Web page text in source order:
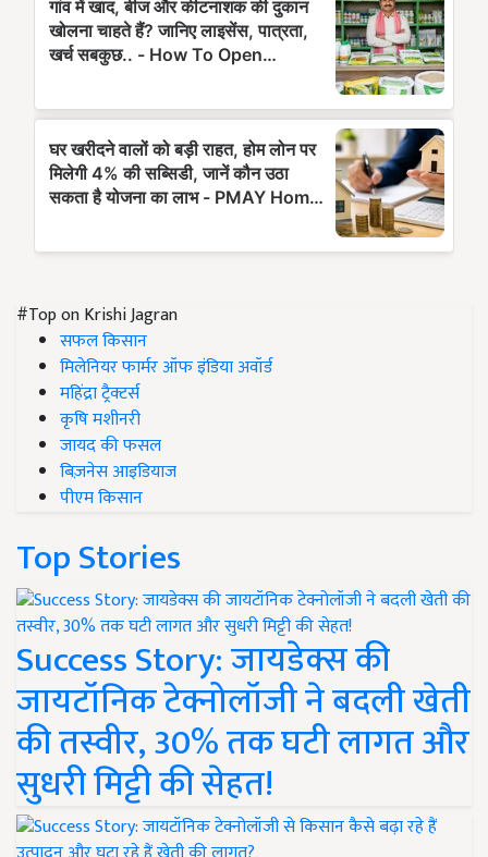
#Top on Krishi Jagran
सफल किसान
मिलेनियर फार्मर ऑफ इंडिया अवॉर्ड
महिंद्रा ट्रैक्टर्स
कृषि मशीनरी
जायद की फसल
बिज़नेस आइडियाज
पीएम किसान
Top Stories
Success Story: जायडेक्स की
जायटॉनिक टेक्नोलॉजी ने बदली खेती
की तस्वीर, 30% तक घटी लागत और
सुधरी मिट्टी की सेहत!